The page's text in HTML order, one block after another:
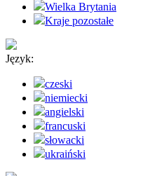
Wielka Brytania
Kraje pozostałe
Język:
czeski
niemiecki
angielski
francuski
słowacki
ukraiński